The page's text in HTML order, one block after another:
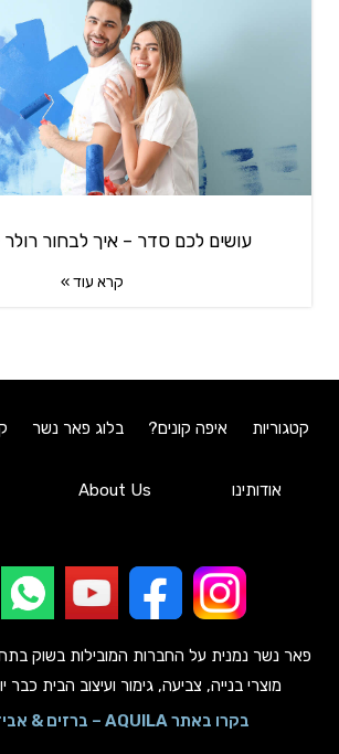
עושים לכם סדר – איך לבחור
קרא עוד »
קטגוריות איפה קונים? בלוג פאר נשר
אודותינו About Us
פאר נשר נמנית על החברות המובילות בשוק
מוצרי בנייה, צביעה, גימור ועיצוב הבית כבר יותר
בקרו באתר AQUILA – ברזים & אביזרי אמבט